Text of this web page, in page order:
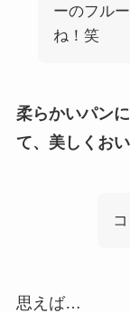
ーのフル
ね！笑
柔らかいパン
て、美しくお
思えば…